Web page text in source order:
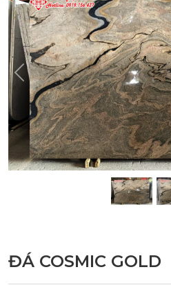
Previous
ĐÁ COSMIC GOLD